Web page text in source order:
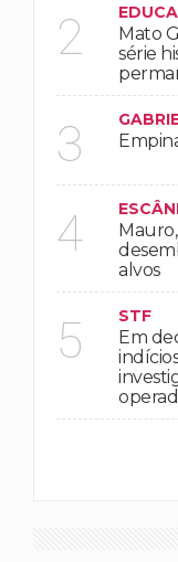
2
Mato
série
3
4
alvos
5 STF
Em